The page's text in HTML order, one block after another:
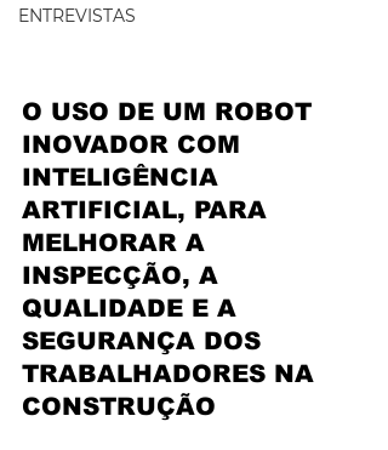
ENTREVISTAS
O USO DE UM ROBOT
INOVADOR COM
INTELIGÊNCIA
ARTIFICIAL, PARA
MELHORAR A
INSPECÇÃO, A
QUALIDADE E A
SEGURANÇA DOS
TRABALHADORES NA
CONSTRUÇÃO